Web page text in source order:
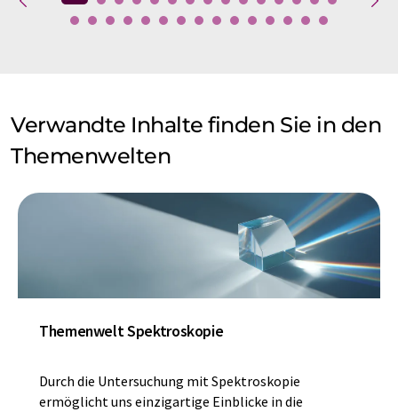
Verwandte Inhalte finden Sie in den
Themenwelten
Themenwelt Spektroskopie
Durch die Untersuchung mit Spektroskopie
ermöglicht uns einzigartige Einblicke in die